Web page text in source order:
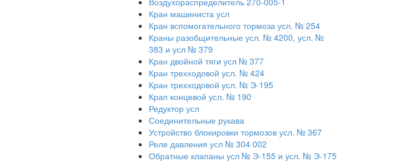
Кран машиниста усл
Кран вспомогательного тормоза усл. № 254
Краны разобщительные усл. № 4200, усл. №
383 и усл № 379
Кран двойной тяги усл № 377
Кран трехходовой усл. № 424
Кран трехходовой усл. № Э-195
Крап концевой усл. № 190
Редуктор усл
Соединительные рукава
Устройство блокировки тормозов усл. № 367
Реле давления усл № 304 002
Обратные клапаны усл № Э-155 и усл. № Э-175